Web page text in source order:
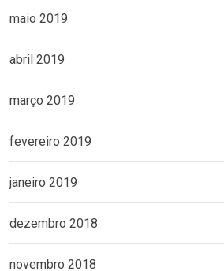
maio 2019
abril 2019
março 2019
fevereiro 2019
janeiro 2019
dezembro 2018
novembro 2018